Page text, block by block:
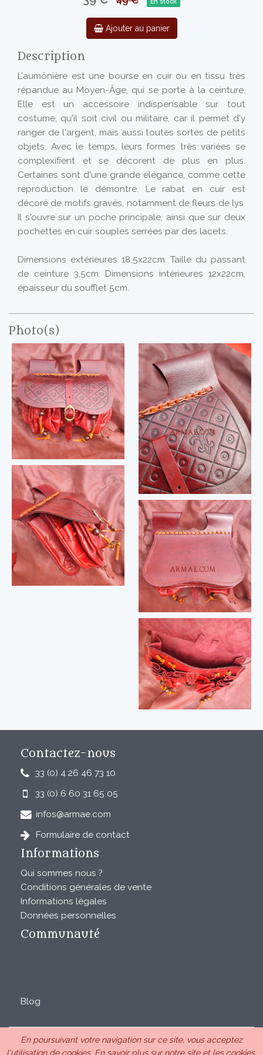
En stock
Ajouter au panier
Description
L'aumônière est une bourse en cuir ou en tissu très
répandue au Moyen-Âge, qui se porte à la ceinture.
Elle est un accessoire indispensable sur tout
costume, qu'il soit civil ou militaire, car il permet d'y
ranger de l'argent, mais aussi toutes sortes de petits
objets. Avec le temps, leurs formes très variées se
complexifient et se décorent de plus en plus.
Certaines sont d'une grande élégance, comme cette
reproduction le démontre. Le rabat en cuir est
décoré de motifs gravés, notamment de fleurs de lys.
Il s'ouvre sur un poche principale, ainsi que sur deux
pochettes en cuir souples serrées par des lacets.
Dimensions extérieures 18,5x22cm. Taille du passant
de ceinture 3,5cm. Dimensions intérieures 12x22cm,
épaisseur du soufflet 5cm.
Photo(s)
Contactez-nous
33 (0) 4 26 46 73 10
33 (0) 6 60 31 65 05
infos@armae.com
Formulaire de contact
Informations
Qui sommes nous ?
Conditions générales de vente
Informations légales
Données personnelles
Communauté
Blog
ARMAE est une SAS au capital de 28850€ inscrite au RCS
En poursuivant votre navigation sur ce site, vous acceptez
l'utilisation de cookies. En savoir plus sur notre site et les cookies.